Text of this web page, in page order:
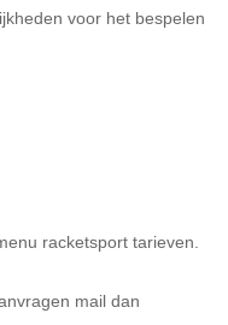
voor het bespelen
racketsport tarieven.
mail dan